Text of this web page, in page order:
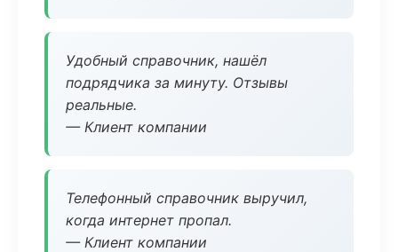
Удобный справочник, нашёл
подрядчика за минуту. Отзывы
реальные.
— Клиент компании
Телефонный справочник выручил,
когда интернет пропал.
— Клиент компании